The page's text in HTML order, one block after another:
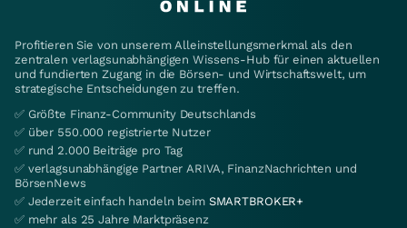
Profitieren Sie von unserem Alleinstellungsmerkmal als den
zentralen verlagsunabhängigen Wissens-Hub für einen aktuellen
und fundierten Zugang in die Börsen- und Wirtschaftswelt, um
strategische Entscheidungen zu treffen.
✅ Größte Finanz-Community Deutschlands
✅ über 550.000 registrierte Nutzer
✅ rund 2.000 Beiträge pro Tag
✅ verlagsunabhängige Partner ARIVA, FinanzNachrichten und
BörsenNews
✅ Jederzeit einfach handeln beim SMARTBROKER+
✅ mehr als 25 Jahre Marktpräsenz